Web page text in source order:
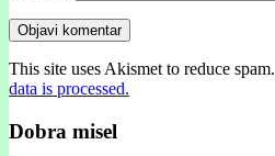
This site uses Akismet to reduce spam.
data is processed.
Dobra misel